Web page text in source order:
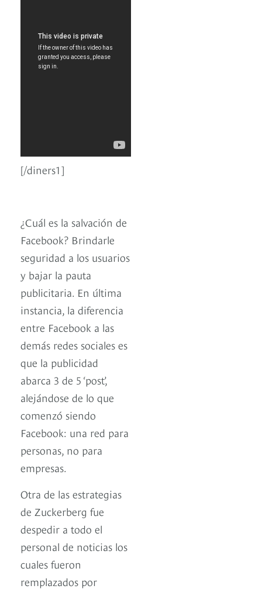
[/diners1]
¿Cuál es la salvación de
Facebook? Brindarle
seguridad a los usuarios
y bajar la pauta
publicitaria. En última
instancia, la diferencia
entre Facebook a las
demás redes sociales es
que la publicidad
abarca 3 de 5 ‘post’,
alejándose de lo que
comenzó siendo
Facebook: una red para
personas, no para
empresas.
Otra de las estrategias
de Zuckerberg fue
despedir a todo el
personal de noticias los
cuales fueron
remplazados por